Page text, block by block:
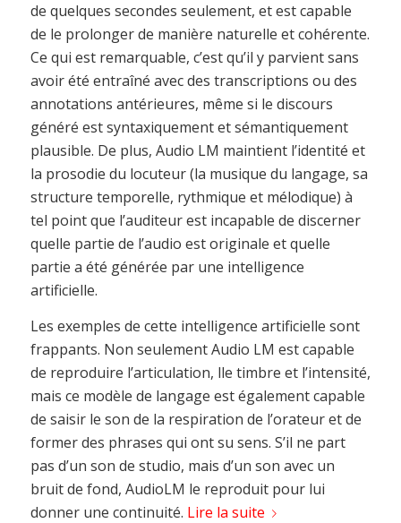
de quelques secondes seulement, et est capable
de le prolonger de manière naturelle et cohérente.
Ce qui est remarquable, c’est qu’il y parvient sans
avoir été entraîné avec des transcriptions ou des
annotations antérieures, même si le discours
généré est syntaxiquement et sémantiquement
plausible. De plus, Audio LM maintient l’identité et
la prosodie du locuteur (la musique du langage, sa
structure temporelle, rythmique et mélodique) à
tel point que l’auditeur est incapable de discerner
quelle partie de l’audio est originale et quelle
partie a été générée par une intelligence
artificielle.
Les exemples de cette intelligence artificielle sont
frappants. Non seulement Audio LM est capable
de reproduire l’articulation, lle timbre et l’intensité,
mais ce modèle de langage est également capable
de saisir le son de la respiration de l’orateur et de
former des phrases qui ont su sens. S’il ne part
pas d’un son de studio, mais d’un son avec un
bruit de fond, AudioLM le reproduit pour lui
donner une continuité. Lire la suite